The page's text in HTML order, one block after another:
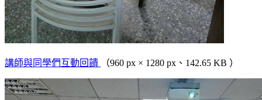
講師與同學們互動回饋 （960 px × 1280 px、142.65 KB ）